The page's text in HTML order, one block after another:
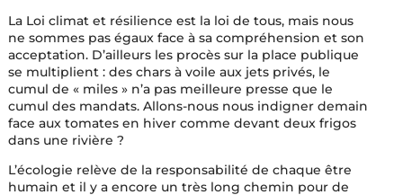
La Loi climat et résilience est la loi de tous, mais nous
ne sommes pas égaux face à sa compréhension et son
acceptation. D’ailleurs les procès sur la place publique
se multiplient : des chars à voile aux jets privés, le
cumul de « miles » n’a pas meilleure presse que le
cumul des mandats. Allons-nous nous indigner demain
face aux tomates en hiver comme devant deux frigos
dans une rivière ?
L’écologie relève de la responsabilité de chaque être
humain et il y a encore un très long chemin pour de